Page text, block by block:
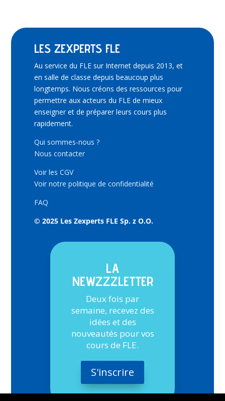
LES ZEXPERTS FLE
Au service du FLE sur Internet depuis 2013, et
en salle de classe depuis beaucoup plus
longtemps. Nous créons des ressources pour
permettre aux acteurs du FLE de mieux
enseigner et de préparer leurs cours plus
rapidement.
Qui sommes-nous ?
Nous contacter
Voir les CGV
Voir notre politique de confidentialité
FAQ
© 2025 Les Zexperts FLE Sp. z O.O.
LA
NEWZZZLETTER
Deux fois par
semaine, recevez des
idées et des
nouveautés pour vos
cours de FLE.
S'inscrire